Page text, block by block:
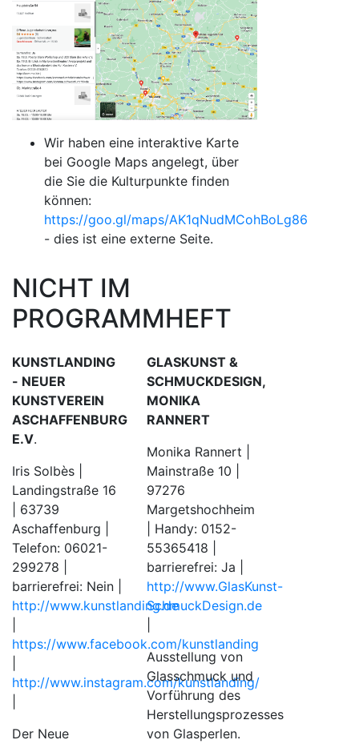
Wir haben eine interaktive Karte
bei Google Maps angelegt, über
die Sie die Kulturpunkte finden
können:
https://goo.gl/maps/AK1qNudMCohBoLg86
- dies ist eine externe Seite.
NICHT IM
PROGRAMMHEFT
KUNSTLANDING
- NEUER
KUNSTVEREIN
ASCHAFFENBURG
E.V.
Iris Solbès |
Landingstraße 16
| 63739
Aschaffenburg |
Telefon: 06021-
299278 |
barrierefrei: Nein |
http://www.kunstlanding.de
https://www.facebook.com/kunstlanding
http://www.instagram.com/kunstlanding/
Der Neue
GLASKUNST &
SCHMUCKDESIGN,
MONIKA
RANNERT
Monika Rannert |
Mainstraße 10 |
97276
Margetshochheim
| Handy: 0152-
55365418 |
barrierefrei: Ja |
http://www.GlasKunst-
SchmuckDesign.de
Ausstellung von
Glasschmuck und
Vorführung des
Herstellungsprozesses
von Glasperlen.